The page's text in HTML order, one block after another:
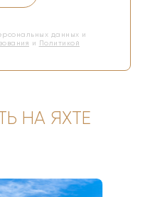
данных и
и Политикой
НА ЯХТЕ